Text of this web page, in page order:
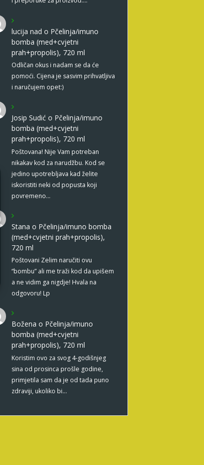
lucija nad o Pčelinja/imuno
bomba (med+cvjetni
prah+propolis), 720 ml
Odličan okus i nadam se da će
pomoći. Cijena je sasvim prihvatljiva
i naručujem opet:)
Josip Sudić o Pčelinja/imuno
bomba (med+cvjetni
prah+propolis), 720 ml
Poštovana! Nije Vam potreban
nikakav kod za narudžbu. Kod se
jedino upotrebljava kad želite
iskoristiti neki od popusta koji
povremeno…
Stana o Pčelinja/imuno bomba
(med+cvjetni prah+propolis),
720 ml
Poštovani Zelim naručiti ovu
“bombu” ali me traži kod da upišem
a ne vidim ga nigdje! Hvala na
odgovoru! Lp
Božena o Pčelinja/imuno
bomba (med+cvjetni
prah+propolis), 720 ml
Koristim ovo za svog 4-godišnjeg
sina od prosinca prošle godine,
primjetila sam da je od tada puno
zdraviji, ukoliko bi…